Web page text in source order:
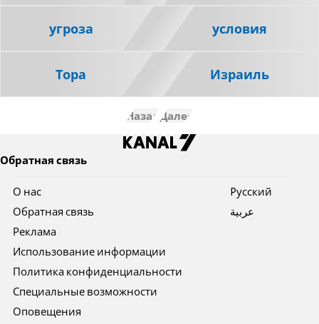
угроза условия
Тора Израиль
Назад Далее
Обратная связь
О нас
Обратная связь
Реклама
Использование информации
Политика конфиденциальности
Специальные возможности
Оповещения
Pусский
عربية